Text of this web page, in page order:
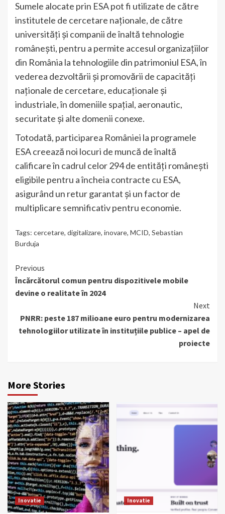
Sumele alocate prin ESA pot fi utilizate de către
institutele de cercetare naționale, de către
universități și companii de înaltă tehnologie
românești, pentru a permite accesul organizațiilor
din România la tehnologiile din patrimoniul ESA, în
vederea dezvoltării și promovării de capacități
naționale de cercetare, educaționale și
industriale, în domeniile spațial, aeronautic,
securitate și alte domenii conexe.
Totodată, participarea României la programele
ESA creează noi locuri de muncă de înaltă
calificare în cadrul celor 294 de entități românești
eligibile pentru a încheia contracte cu ESA,
asigurând un retur garantat și un factor de
multiplicare semnificativ pentru economie.
Tags: cercetare, digitalizare, inovare, MCID, Sebastian
Burduja
Continue
Reading
Previous
Încărcătorul comun pentru dispozitivele mobile
devine o realitate în 2024
Next
PNRR: peste 187 milioane euro pentru modernizarea
tehnologiilor utilizate în instituțiile publice – apel de
proiecte
More Stories
Inovatie Inovatie